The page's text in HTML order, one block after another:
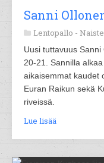
Sanni
Lentopallo -
Uusi tuttavuus
20-21. Sannilla
aikaisemmat kaudet
Euran Raikun sekä
riveissä.
Lue lisää